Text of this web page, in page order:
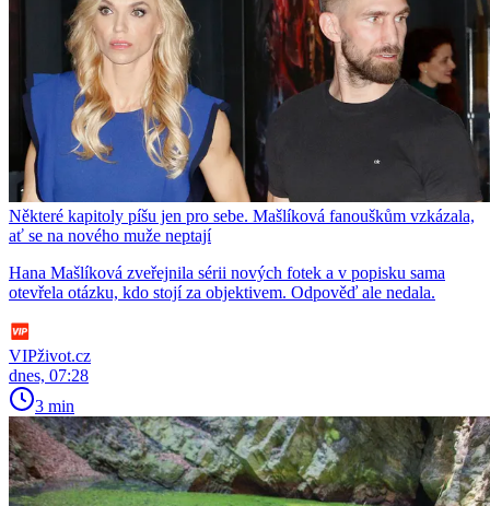
Některé kapitoly píšu jen pro sebe. Mašlíková fanouškům vzkázala,
ať se na nového muže neptají
Hana Mašlíková zveřejnila sérii nových fotek a v popisku sama
otevřela otázku, kdo stojí za objektivem. Odpověď ale nedala.
VIPživot.cz
dnes, 07:28
3 min